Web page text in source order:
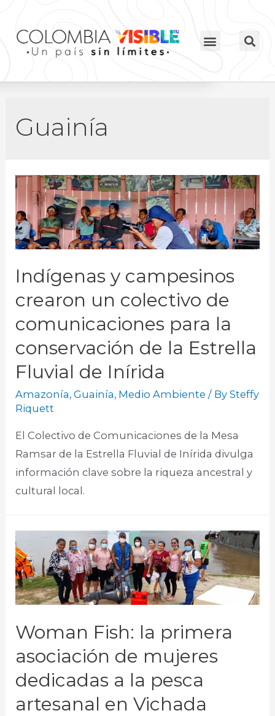
Guainía
Indígenas y campesinos
crearon un colectivo de
comunicaciones para la
conservación de la Estrella
Fluvial de Inírida
Amazonía,Guainía, Medio Ambiente / BySteffy
Riquett
El Colectivo de Comunicaciones de la Mesa
Ramsar de la Estrella Fluvial de Inírida divulga
información clave sobre la riqueza ancestral y
cultural local.​
Woman Fish: la primera
asociación de mujeres
dedicadas a la pesca
artesanal en Vichada